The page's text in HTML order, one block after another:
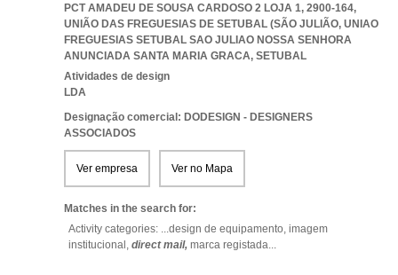
PCT AMADEU DE SOUSA CARDOSO 2 LOJA 1, 2900-164,
UNIÃO DAS FREGUESIAS DE SETUBAL (SÃO JULIÃO, UNIAO
FREGUESIAS SETUBAL SAO JULIAO NOSSA SENHORA
ANUNCIADA SANTA MARIA GRACA, SETUBAL
Atividades de design
LDA
Designação comercial: DODESIGN - DESIGNERS
ASSOCIADOS
Ver empresa Ver no Mapa
Matches in the search for:
Activity categories: ...design de equipamento, imagem
institucional, direct mail, marca registada...